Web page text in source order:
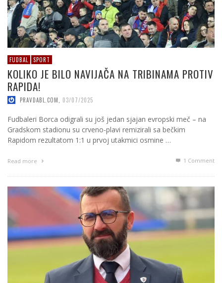
FUDBAL SPORT
KOLIKO JE BILO NAVIJAČA NA TRIBINAMA PROTIV
RAPIDA!
PRAVDABL.COM 03/07/2025
Fudbaleri Borca odigrali su još jedan sjajan evropski meč – na
Gradskom stadionu su crveno-plavi remizirali sa bečkim
Rapidom rezultatom 1:1 u prvoj utakmici osmine …
Read more 1 Comment